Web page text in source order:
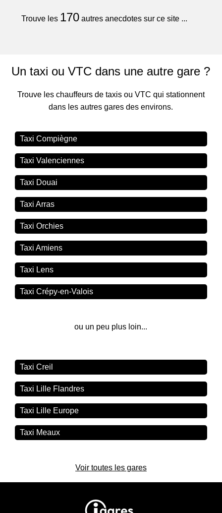
Trouve les 170autres anecdotes sur ce site ...
Un taxi ou VTC dans une autre gare ?
Trouve les chauffeurs de taxis ou VTC qui stationnent
dans les autres gares des environs.
Taxi Compiègne
Taxi Valenciennes
Taxi Douai
Taxi Arras
Taxi Orchies
Taxi Amiens
Taxi Lens
Taxi Crépy-en-Valois
ou un peu plus loin...
Taxi Creil
Taxi Lille Flandres
Taxi Lille Europe
Taxi Meaux
Voir toutes les gares